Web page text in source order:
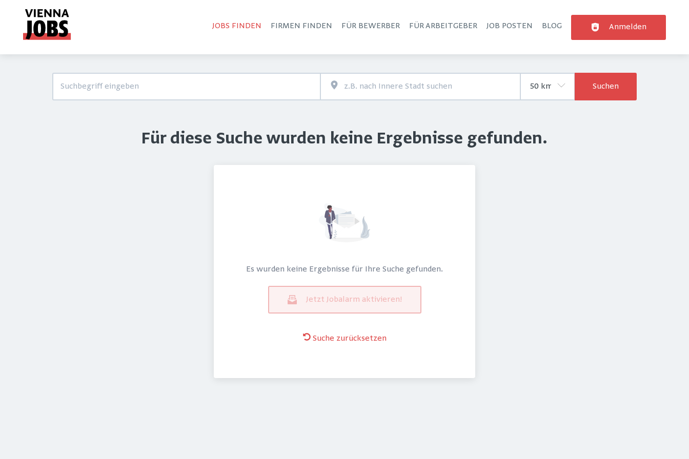
JOBS FINDEN FIRMEN FINDEN FÜR BEWERBER FÜR ARBEITGEBER JOB POSTEN BLOG Anmelden
Suchen
Für diese Suche wurden keine Ergebnisse gefunden.
Es wurden keine Ergebnisse für Ihre Suche gefunden.
Jetzt Jobalarm aktivieren!
Suche zurücksetzen